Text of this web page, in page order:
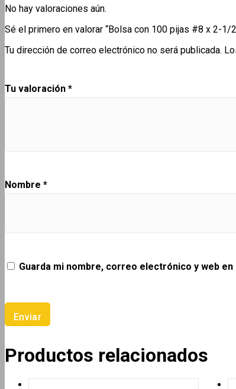
No hay valoraciones aún.
Sé el primero en valorar “Bolsa con 100 pijas #8 x 2-1/
Tu dirección de correo electrónico no será publicada.
Tu valoración *
Nombre *
Guarda mi nombre, correo electrónico y web
Productos relacionados